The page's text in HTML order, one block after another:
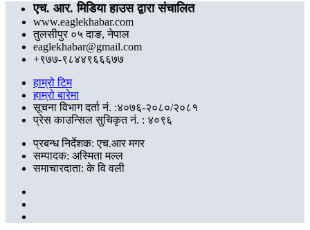
एच. आर. मिडिया हाउस द्वारा संचालित
www.eaglekhabar.com
तुलसीपुर ०५ दाङ, नेपाल
eaglekhabar@gmail.com
+९७७-९८४४९६६६७७
हाम्रो टिम
हाम्रो बारेमा
सूचना विभाग दर्ता नं. :४०७६-२०८०/२०८१
प्रेस काउन्सिल सुचिकृत नं. : ४०९६
प्रबन्ध निर्देशक: एच.आर मगर
सम्पादक: अस्मिता मल्ल
समाचारदाता: के वि वली